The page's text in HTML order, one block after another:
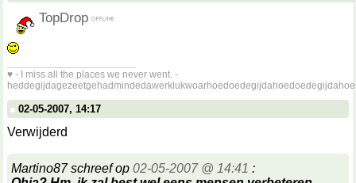
TopDrop
♥ - I miss all the places we never went. -
02-05-2007, 14:17
Verwijderd
Martino87 schreef op 02-05-2007 @ 14:41 :